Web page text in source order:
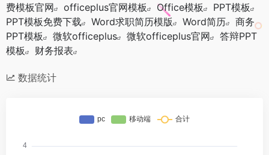
费模板官网
officeplus官网模板 Office模板
PPT模板
PPT模板免费下载
Word求职简历模版 Word简历
商务
PPT模板
微软officeplus 微软officeplus官网
答辩PPT
模板
财务报表
数据统计